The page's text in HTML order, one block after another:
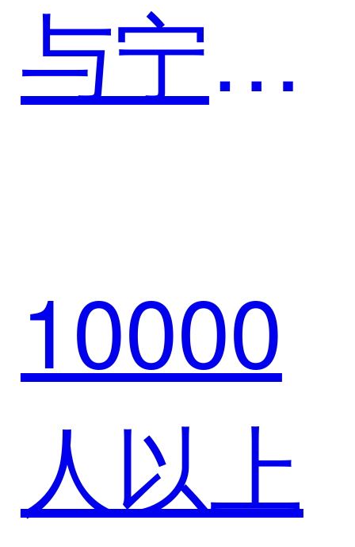
销数智
与宁波
成战略
合作，
10000
人以上